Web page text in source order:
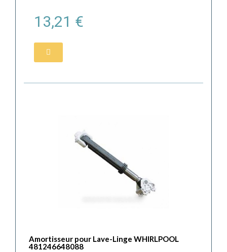
13,21 €
Amortisseur pour Lave-Linge WHIRLPOOL
481246648088